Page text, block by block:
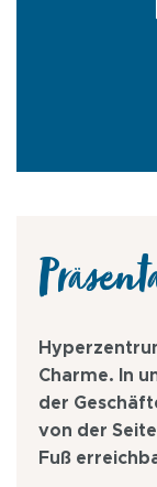
Charme. In
der
von der
Fuß